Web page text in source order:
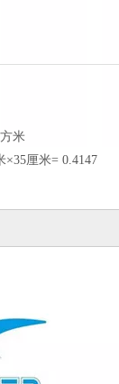
米
×35厘米= 0.4147